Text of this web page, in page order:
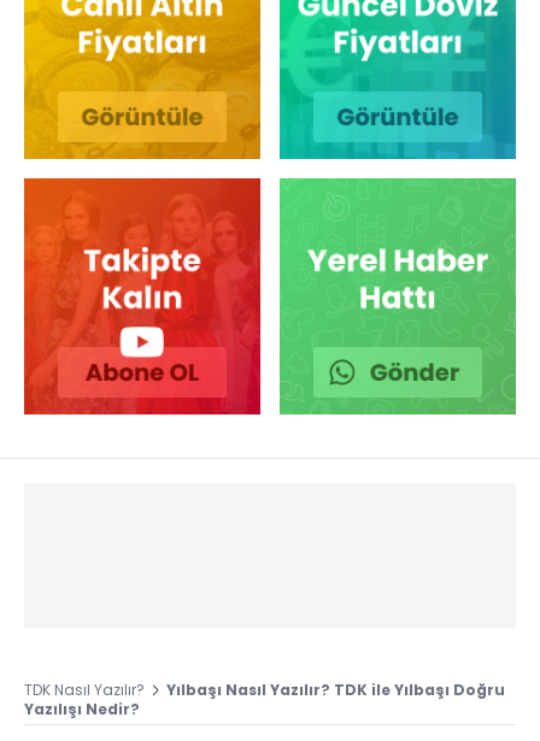
TDK Nasıl Yazılır?
Yılbaşı Nasıl Yazılır? TDK ile Yılbaşı Doğru
Yazılışı Nedir?